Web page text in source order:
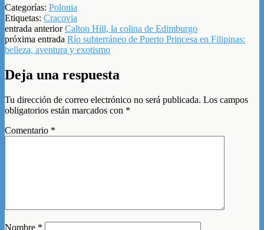
Categorías: Polonia
Etiquetas: Cracovia
entrada anteriorCalton Hill, la colina de Edimburgo
próxima entrada Río subterráneo de Puerto Princesa en Filipinas:
belleza, aventura y exotismo
Deja una respuesta
Tu dirección de correo electrónico no será publicada. Los campos
obligatorios están marcados con *
Comentario *
Nombre *